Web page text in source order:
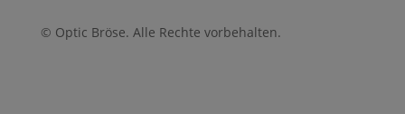
© Optic Bröse. Alle Rechte vorbehalten.